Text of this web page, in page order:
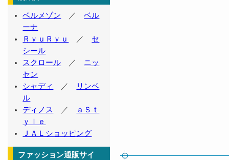
ベルメゾン ／ベル
ーナ
ＲｙｕＲｙｕ
／ セ
シール
スクロール ／ ニッ
セン
シャディ
／
リンベ
ル
ディノス
／
ａＳｔ
ｙｌｅ
ＪＡＬショッピング
ファッション通販サイ